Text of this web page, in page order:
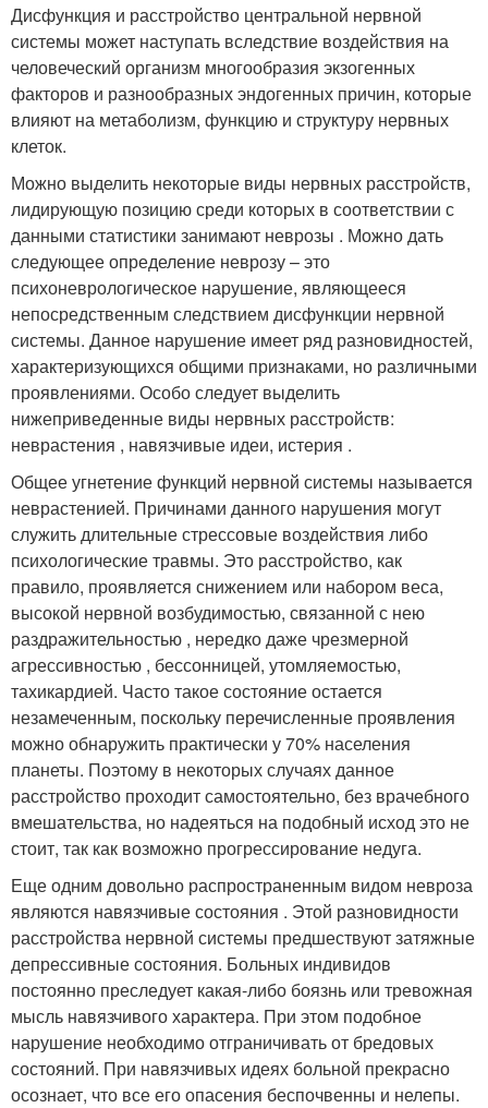
Дисфункция и расстройство центральной нервной
системы может наступать вследствие воздействия на
человеческий организм многообразия экзогенных
факторов и разнообразных эндогенных причин, которые
влияют на метаболизм, функцию и структуру нервных
клеток.
Можно выделить некоторые виды нервных расстройств,
лидирующую позицию среди которых в соответствии с
данными статистики занимают неврозы . Можно дать
следующее определение неврозу – это
психоневрологическое нарушение, являющееся
непосредственным следствием дисфункции нервной
системы. Данное нарушение имеет ряд разновидностей,
характеризующихся общими признаками, но различными
проявлениями. Особо следует выделить
нижеприведенные виды нервных расстройств:
неврастения , навязчивые идеи, истерия .
Общее угнетение функций нервной системы называется
неврастенией. Причинами данного нарушения могут
служить длительные стрессовые воздействия либо
психологические травмы. Это расстройство, как
правило, проявляется снижением или набором веса,
высокой нервной возбудимостью, связанной с нею
раздражительностью , нередко даже чрезмерной
агрессивностью , бессонницей, утомляемостью,
тахикардией. Часто такое состояние остается
незамеченным, поскольку перечисленные проявления
можно обнаружить практически у 70% населения
планеты. Поэтому в некоторых случаях данное
расстройство проходит самостоятельно, без врачебного
вмешательства, но надеяться на подобный исход это не
стоит, так как возможно прогрессирование недуга.
Еще одним довольно распространенным видом невроза
являются навязчивые состояния . Этой разновидности
расстройства нервной системы предшествуют затяжные
депрессивные состояния. Больных индивидов
постоянно преследует какая-либо боязнь или тревожная
мысль навязчивого характера. При этом подобное
нарушение необходимо отграничивать от бредовых
состояний. При навязчивых идеях больной прекрасно
осознает, что все его опасения беспочвенны и нелепы.